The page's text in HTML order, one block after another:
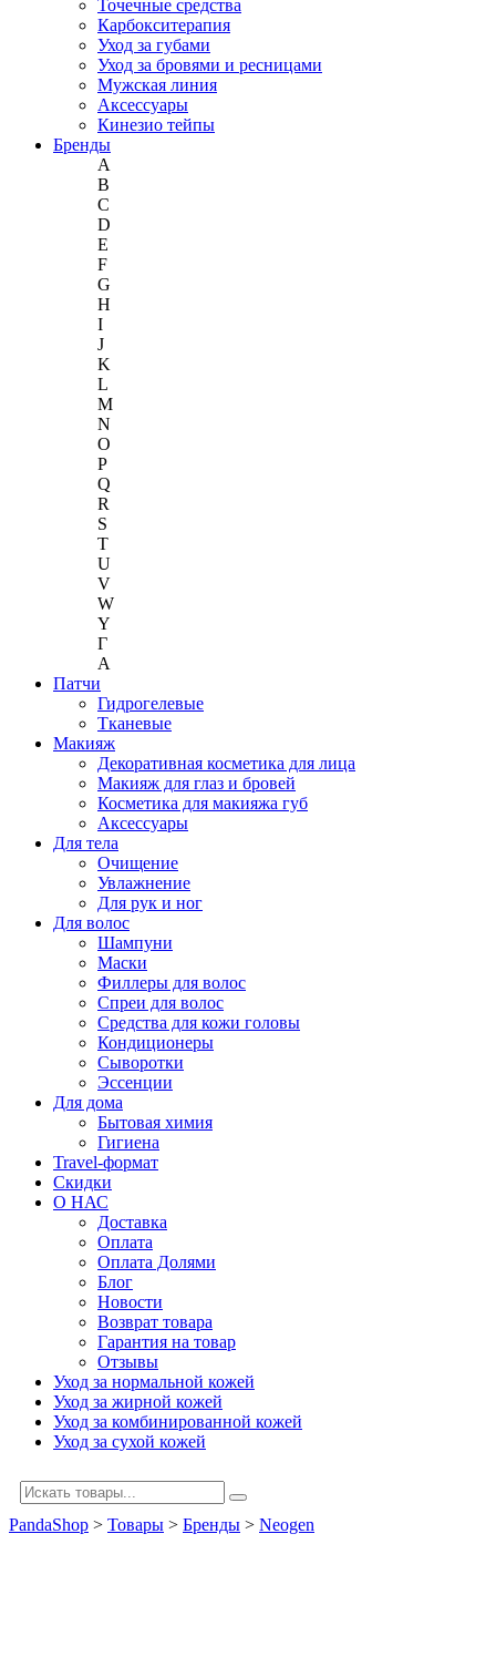
Точечные средства
Карбокситерапия
Уход за губами
Уход за бровями и ресницами
Мужская линия
Аксессуары
Кинезио тейпы
Бренды
A
B
C
D
E
F
G
H
I
J
K
L
M
N
O
P
Q
R
S
T
U
V
W
Y
Г
A
Патчи
Гидрогелевые
Тканевые
Макияж
Декоративная косметика для лица
Макияж для глаз и бровей
Косметика для макияжа губ
Аксессуары
Для тела
Очищение
Увлажнение
Для рук и ног
Для волос
Шампуни
Маски
Филлеры для волос
Спреи для волос
Средства для кожи головы
Кондиционеры
Сыворотки
Эссенции
Для дома
Бытовая химия
Гигиена
Travel-формат
Скидки
О НАС
Доставка
Оплата
Оплата Долями
Блог
Новости
Возврат товара
Гарантия на товар
Отзывы
Уход за нормальной кожей
Уход за жирной кожей
Уход за комбинированной кожей
Уход за сухой кожей
PandaShop > Товары > Бренды > Neogen